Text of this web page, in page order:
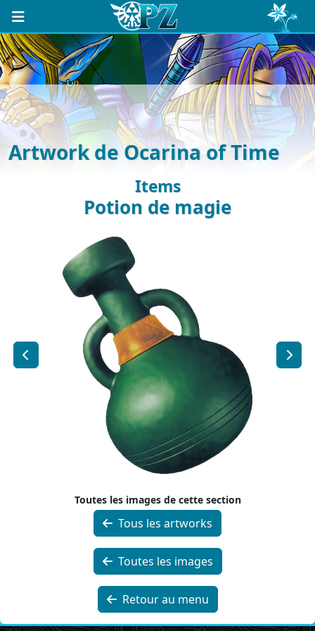
Artwork de Ocarina of Time
Items
Potion de magie
Toutes les images de cette section
Tous les artworks
Toutes les images
Retour au menu